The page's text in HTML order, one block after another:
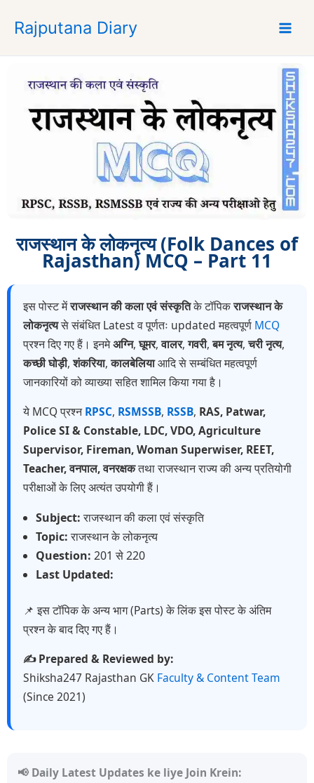
p
Rajputana Diary
राजस्थान के लोकनृत्य (Folk Dances of
Rajasthan) MCQ – Part 11
इस पोस्ट मेंराजस्थान की कला एवं संस्कृतिके टॉपिकराजस्थान के
लोकनृत्यसे संबंधित Latest व पूर्णतः updated महत्वपूर्ण MCQ
प्रश्न दिए गए हैं। इनमेअग्नि,घूमर,वालर,गवरी,बम नृत्य,चरी नृत्य,
कच्छी घोड़ी,शंकरिया,कालबेलियाआदि से सम्बंधित महत्वपूर्ण
जानकारियों को व्याख्या सहित शामिल किया गया है।
ये MCQ प्रश्नRPSC, RSMSSB, RSSB, RAS, Patwar,
Police SI & Constable, LDC, VDO, Agriculture
Supervisor, Fireman, Woman Superwiser, REET,
Teacher, वनपाल, वनरक्षकतथा राजस्थान राज्य की अन्य प्रतियोगी
परीक्षाओं के लिए अत्यंत उपयोगी हैं।
Subject:राजस्थान की कला एवं संस्कृति
Topic:राजस्थान के लोकनृत्य
Question: 201 से 220
Last Updated:
📌 इस टॉपिक के अन्य भाग (Parts) के लिंक इस पोस्ट के अंतिम
प्रश्न के बाद दिए गए हैं।
✍️ Prepared & Reviewed by:
Shiksha247 Rajasthan GK Faculty & Content Team
(Since 2021)
📢 Daily Latest Updates ke liye Join Krein: